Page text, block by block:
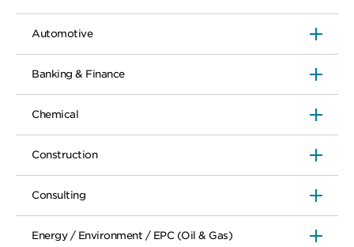
Automotive
Banking & Finance
Chemical
Construction
Consulting
Energy / Environment / EPC (Oil & Gas)